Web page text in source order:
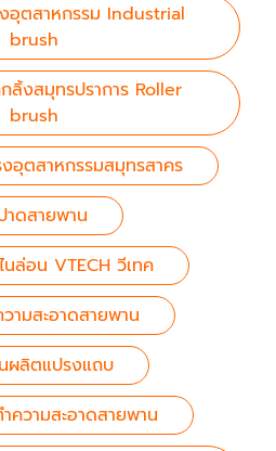
อุตสาหกรรม Industrial
brush
ลิ้งสมุทรปราการ Roller
brush
อุตสาหกรรมสมุทรสาคร
าดสายพาน
ล่อน VTECH วีเทค
ามสะอาดสายพาน
ผลิตแปรงแถบ
ความสะอาดสายพาน